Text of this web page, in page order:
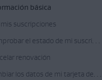
básica
suscripciones
Comprobar el estado de mi suscripción
renovación
Cambiar los datos de mi tarjeta de pago